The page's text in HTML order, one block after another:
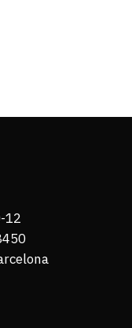
12